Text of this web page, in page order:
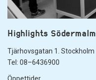
Highlights Södermalm
Tjärhovsgatan 1. Stockholm
Tel: 08–6436900